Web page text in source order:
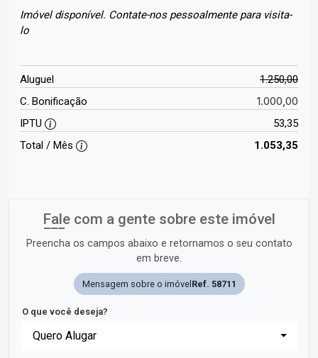
Imóvel disponível. Contate-nos pessoalmente para visita-
lo
Aluguel
1.250,00
C. Bonificação
1.000,00
IPTU
53,35
Total / Mês
1.053,35
Fale com a gente sobre este imóvel
Preencha os campos abaixo e retornamos o seu contato
em breve.
Mensagem sobre o imóvel Ref. 58711
O que você deseja?
Quero Alugar